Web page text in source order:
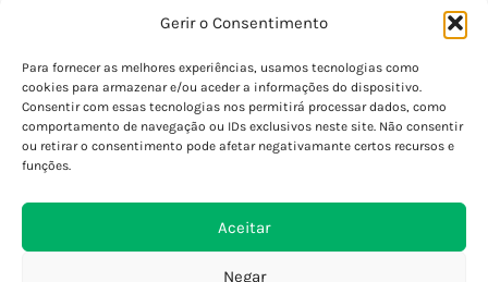
Gerir o Consentimento
Para fornecer as melhores experiências, usamos tecnologias como
cookies para armazenar e/ou aceder a informações do dispositivo.
Consentir com essas tecnologias nos permitirá processar dados, como
comportamento de navegação ou IDs exclusivos neste site. Não consentir
ou retirar o consentimento pode afetar negativamante certos recursos e
funções.
Aceitar
Negar
Política de Privacidade
Termos e Condições
Perguntas Frequentes
Custos de Envio
Encomendas Internacionais
Devoluções e Trocas